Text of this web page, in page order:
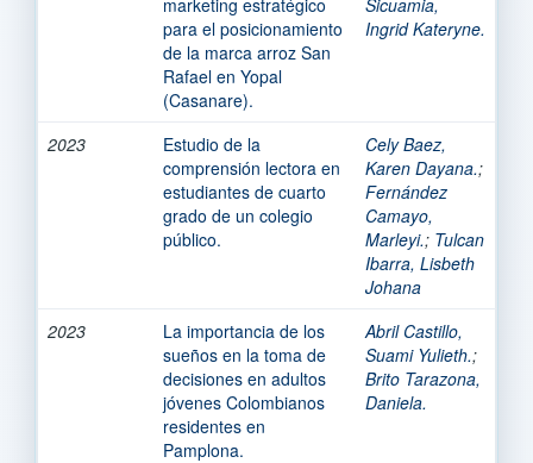
para el posicionamiento
de la marca arroz San
Rafael en Yopal
(Casanare).
Ingrid Kateryne.
2023
Estudio de la
comprensión lectora en
estudiantes de cuarto
grado de un colegio
público.
Cely Baez,
Karen Dayana.;
Fernández
Camayo,
Marleyi.; Tulcan
Ibarra, Lisbeth
Johana
2023
La importancia de los
sueños en la toma de
decisiones en adultos
jóvenes Colombianos
residentes en
Pamplona.
Abril Castillo,
Suami Yulieth.;
Brito Tarazona,
Daniela.